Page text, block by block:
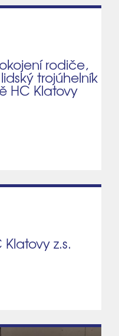
rodiče,
trojúhelník
HC Klatovy
z.s.